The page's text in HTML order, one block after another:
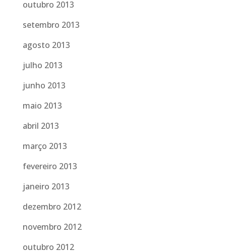
outubro 2013
setembro 2013
agosto 2013
julho 2013
junho 2013
maio 2013
abril 2013
março 2013
fevereiro 2013
janeiro 2013
dezembro 2012
novembro 2012
outubro 2012